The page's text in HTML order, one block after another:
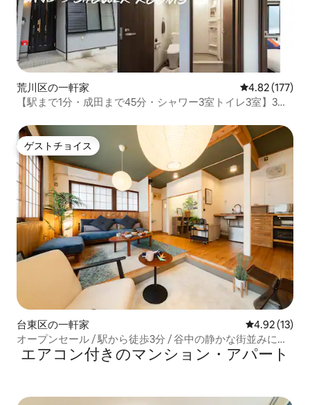
荒川区の一軒家 レビュー177
4.82 (177)
【駅まで1分・成田まで45分・シャワー3室トイレ3室】3フ
ゲストチョイス
ゲストチョイス
台東区の一軒家 レビュー13
4.92 (13)
オープンセール / 駅から徒歩3分 / 谷中の静かな街並みに佇
む上質な和の邸宅
エアコン付きのマンション・アパート